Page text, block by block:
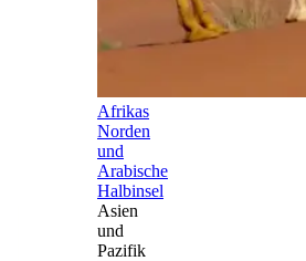
Afrikas
Norden
und
Arabische
Halbinsel
Asien
und
Pazifik